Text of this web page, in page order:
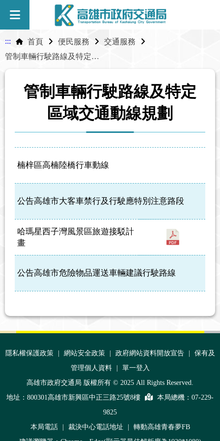
::: 首頁 便民服務
交通服務
管制車輛行駛路線及特定區域交通動線規劃
管制車輛行駛路線及特定
區域交通動線規劃
楠梓區高楠陸橋行車動線
公告高雄市大客車禁行及行駛應特別注意路段
哈瑪星西子灣風景區旅遊接駁計
畫
公告高雄市危險物品運送車輛建議行駛路線
:::
隱私權保護政策 | 網站安全政策 | 政府網站資料開放宣告 |
保有及
管理個人資料
|
單一登入
高雄市政府交通局 版權所有 © 2025 All Rights Reserved.
地址：800301高雄市新興區中正三路25號8樓
本局總機： 07-229-
9825
本局電話
| 裁決中心電話地址 |
轉動高雄青春夢FB